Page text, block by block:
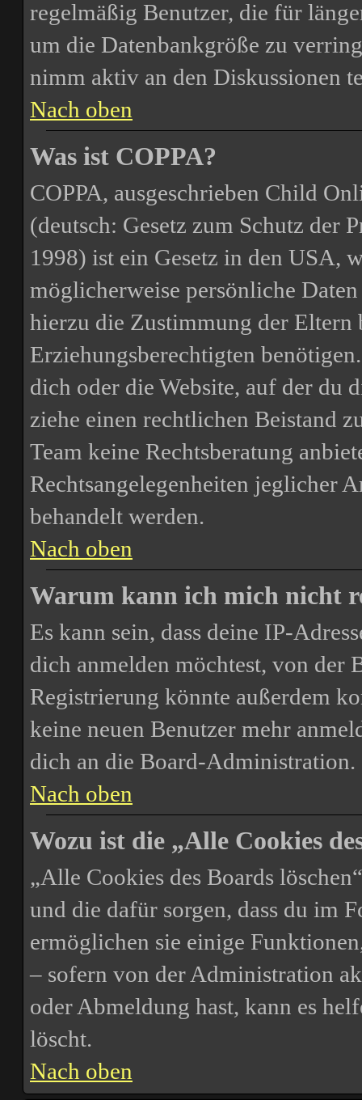
regelmäßig Benutzer, die für
um die Datenbankgröße zu
nimm aktiv an den Diskussionen
Nach oben
Was ist COPPA?
COPPA, ausgeschrieben Child
(deutsch: Gesetz zum Schutz der
1998) ist ein Gesetz in den USA,
möglicherweise persönliche
hierzu die Zustimmung der Eltern
Erziehungsberechtigten
dich oder die Website, auf der du
ziehe einen rechtlichen Beistand
Team keine Rechtsberatung
Rechtsangelegenheiten jeglicher
behandelt werden.
Nach oben
Warum kann ich mich nicht
Es kann sein, dass deine IP-
dich anmelden möchtest, von
Registrierung könnte außerdem
keine neuen Benutzer mehr
dich an die Board-Administration.
Nach oben
Wozu ist die „Alle Cookies
„Alle Cookies des Boards
und die dafür sorgen, dass du im
ermöglichen sie einige
– sofern von der Administration
oder Abmeldung hast, kann es
löscht.
Nach oben